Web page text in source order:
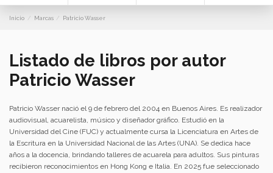
Inicio Marcas Patricio Wasser
Listado de libros por autor
Patricio Wasser
Patricio Wasser nació el 9 de febrero del 2004 en Buenos Aires. Es realizador
audiovisual, acuarelista, músico y diseñador gráfico. Estudió en la
Universidad del Cine (FUC) y actualmente cursa la Licenciatura en Artes de
la Escritura en la Universidad Nacional de las Artes (UNA). Se dedica hace
años a la docencia, brindando talleres de acuarela para adultos. Sus pinturas
recibieron reconocimientos en Hong Kong e Italia. En 2025 fue seleccionado